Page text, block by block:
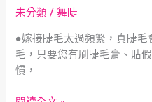
未分類 /舞睫
●嫁接睫毛太過頻繁，真睫
毛，只要您有刷睫毛膏、貼
慣，
Q_A